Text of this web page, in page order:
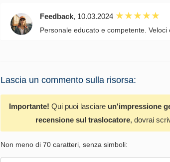
Feedback, 10.03.2024
Personale educato e competente.
Lascia un commento sulla risorsa:
Importante! Qui puoi lasciare un'impressione
recensione sul traslocatore, dovrai
Non meno di 70 caratteri, senza simboli: